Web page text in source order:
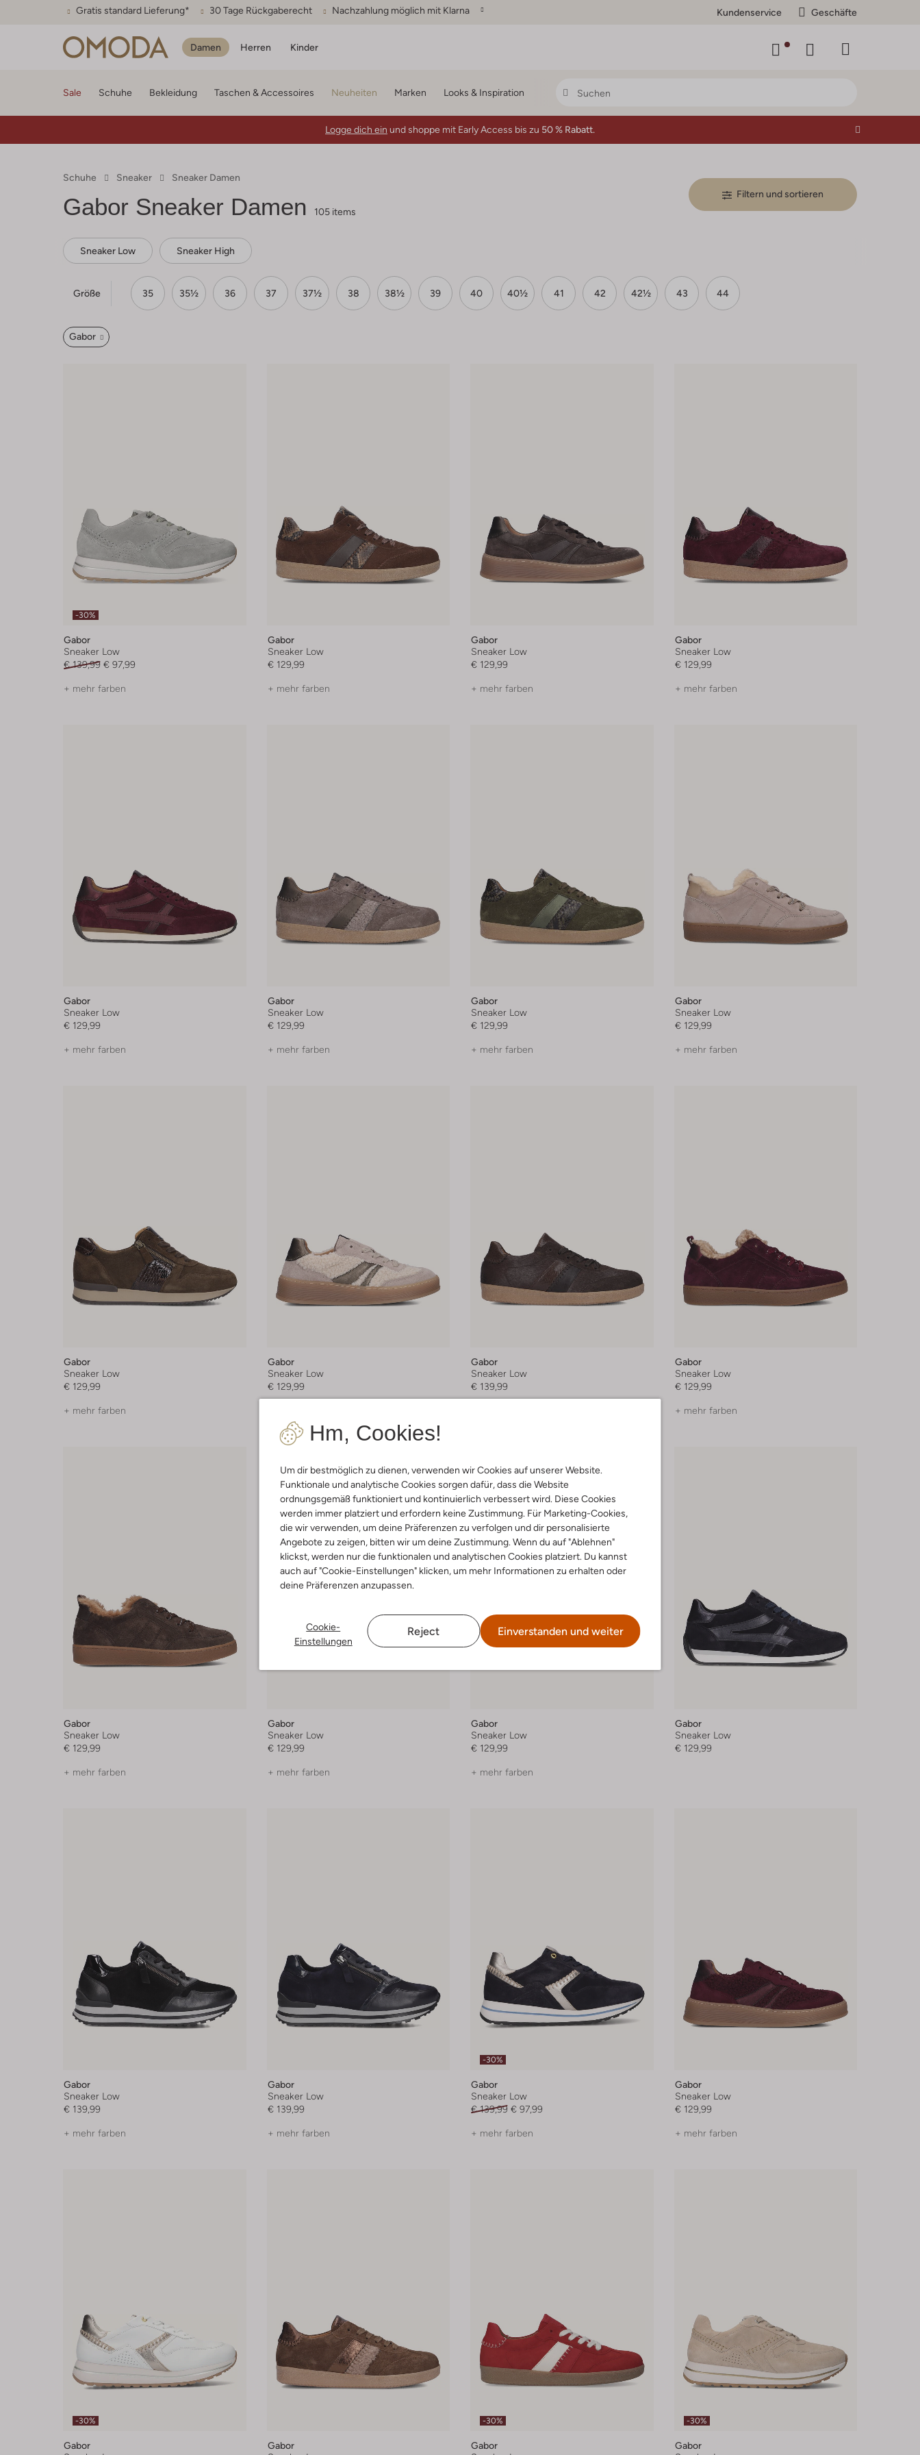
Gratis standard Lieferung* 30 Tage Rückgaberecht Nachzahlung möglich mit Klarna Kundenservice Geschäfte
Damen Herren Kinder
Hm, Cookies!
Um dir bestmöglich zu dienen, verwenden wir Cookies auf unserer Website.
Funktionale und analytische Cookies sorgen dafür, dass die Website
ordnungsgemäß funktioniert und kontinuierlich verbessert wird. Diese Cookies
werden immer platziert und erfordern keine Zustimmung. Für Marketing-Cookies,
die wir verwenden, um deine Präferenzen zu verfolgen und dir personalisierte
Angebote zu zeigen, bitten wir um deine Zustimmung. Wenn du auf "Ablehnen"
klickst, werden nur die funktionalen und analytischen Cookies platziert. Du kannst
auch auf "Cookie-Einstellungen" klicken, um mehr Informationen zu erhalten oder
deine Präferenzen anzupassen.
Cookie-
Einstellungen
Reject Einverstanden und weiter
Sale Schuhe Bekleidung Taschen & Accessoires Neuheiten Marken Looks & Inspiration
Logge dich ein und shoppe mit Early Access bis zu 50 % Rabatt.
Schuhe Sneaker Sneaker Damen
Gabor Sneaker Damen 105 items
Filtern und sortieren
Sneaker Low Sneaker High
Größe 35 35½ 36 37 37½ 38 38½ 39 40 40½ 41 42 42½ 43 44
Gabor
-30%
Gabor
Sneaker Low
€ 139,99 € 97,99
+ mehr farben
Gabor
Sneaker Low
€ 129,99
+ mehr farben
Gabor
Sneaker Low
€ 129,99
+ mehr farben
Gabor
Sneaker Low
€ 129,99
+ mehr farben
Gabor
Sneaker Low
€ 129,99
+ mehr farben
Gabor
Sneaker Low
€ 129,99
+ mehr farben
Gabor
Sneaker Low
€ 129,99
+ mehr farben
Gabor
Sneaker Low
€ 129,99
+ mehr farben
Gabor
Sneaker Low
€ 129,99
+ mehr farben
Gabor
Sneaker Low
€ 129,99
Gabor
Sneaker Low
€ 139,99
Gabor
Sneaker Low
€ 129,99
+ mehr farben
Gabor
Sneaker Low
€ 129,99
+ mehr farben
Gabor
Sneaker Low
€ 129,99
+ mehr farben
Gabor
Sneaker Low
€ 129,99
+ mehr farben
Gabor
Sneaker Low
€ 129,99
Gabor
Sneaker Low
€ 139,99
+ mehr farben
Gabor
Sneaker Low
€ 139,99
+ mehr farben
-30%
Gabor
Sneaker Low
€ 139,99 € 97,99
+ mehr farben
Gabor
Sneaker Low
€ 129,99
+ mehr farben
-30%
Gabor
Gabor
-30%
Gabor
-30%
Gabor